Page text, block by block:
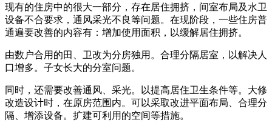
现有的住房中的很大一部分，存在居住拥挤，间室布局及水卫
设备不合要求，通风采光不良等问题。在现阶段，一些住房普
通遍要改善的内容有：增加使用面积，以缓解居住拥挤。
由数户合用的田、卫改为分房独用。合理分隔居室，以解决人
口增多。子女长大的分室问题。
同时，还需要改善通风、采光。以提高居住卫生条件等。大修
改造设计时，在原房范围内。可以采取改进平面布局、合理分
隔、增添设备。扩建可利用的空间等措施。